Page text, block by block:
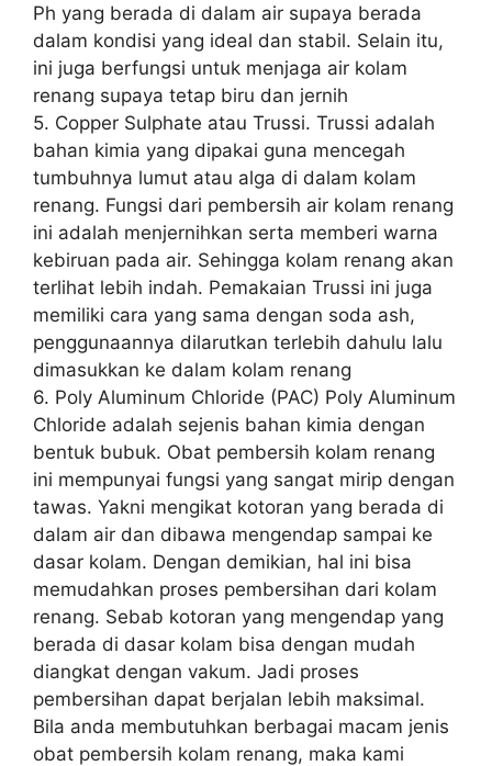
Ph yang berada di dalam air supaya berada
dalam kondisi yang ideal dan stabil. Selain itu,
ini juga berfungsi untuk menjaga air kolam
renang supaya tetap biru dan jernih
5. Copper Sulphate atau Trussi. Trussi adalah
bahan kimia yang dipakai guna mencegah
tumbuhnya lumut atau alga di dalam kolam
renang. Fungsi dari pembersih air kolam renang
ini adalah menjernihkan serta memberi warna
kebiruan pada air. Sehingga kolam renang akan
terlihat lebih indah. Pemakaian Trussi ini juga
memiliki cara yang sama dengan soda ash,
penggunaannya dilarutkan terlebih dahulu lalu
dimasukkan ke dalam kolam renang
6. Poly Aluminum Chloride (PAC) Poly Aluminum
Chloride adalah sejenis bahan kimia dengan
bentuk bubuk. Obat pembersih kolam renang
ini mempunyai fungsi yang sangat mirip dengan
tawas. Yakni mengikat kotoran yang berada di
dalam air dan dibawa mengendap sampai ke
dasar kolam. Dengan demikian, hal ini bisa
memudahkan proses pembersihan dari kolam
renang. Sebab kotoran yang mengendap yang
berada di dasar kolam bisa dengan mudah
diangkat dengan vakum. Jadi proses
pembersihan dapat berjalan lebih maksimal.
Bila anda membutuhkan berbagai macam jenis
obat pembersih kolam renang, maka kami